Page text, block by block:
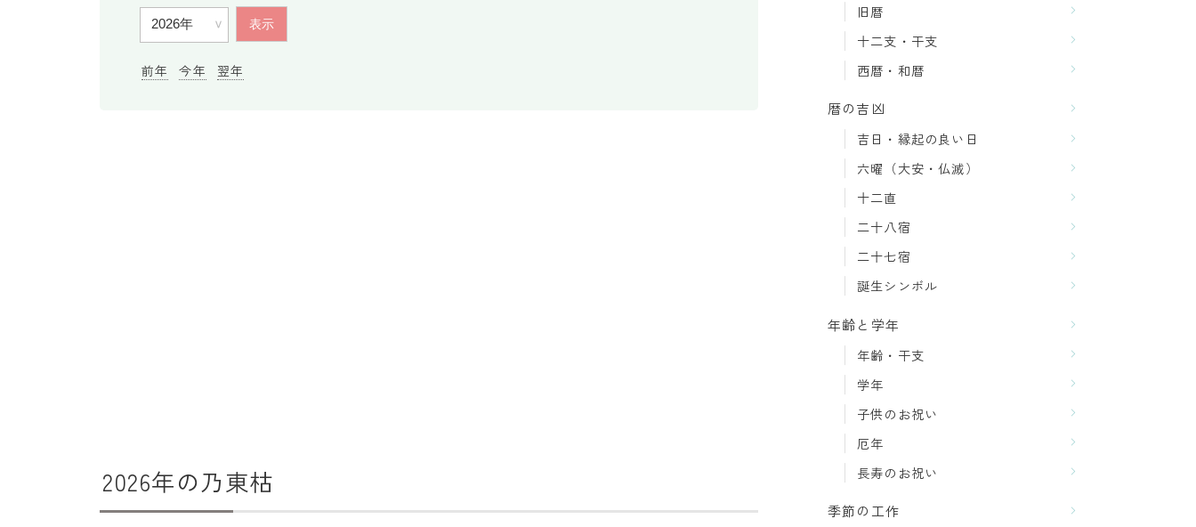
前年 今年 翌年
2026年の乃東枯
旧暦
十二支・干支
西暦・和暦
暦の吉凶
吉日・縁起の良い日
六曜（大安・仏滅）
十二直
二十八宿
二十七宿
誕生シンボル
年齢と学年
年齢・干支
学年
子供のお祝い
厄年
長寿のお祝い
季節の工作